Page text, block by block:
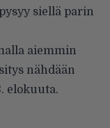
siellä parin
aiemmin
nähdään
elokuuta.